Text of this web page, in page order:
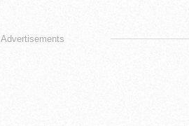
Advertisements